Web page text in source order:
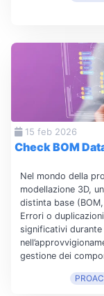
15 feb 2026
Check BOM
Nel mondo della
modellazione 3D,
distinta base
Errori o
significativi
gestione dei